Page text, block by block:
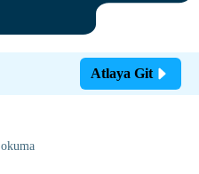
Atlaya Git